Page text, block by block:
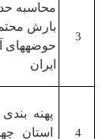
محاسبه حداکثر
بارش محتمل در
حوضه­های آبریز
پهنه بندی اقلیمی
استان چهارمحال